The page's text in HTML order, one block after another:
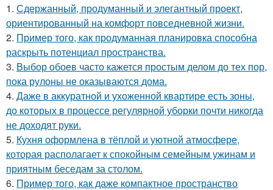
1. Сдержанный, продуманный и элегантный проект,
ориентированный на комфорт повседневной жизни.
2. Пример того, как продуманная планировка способна
раскрыть потенциал пространства.
3. Выбор обоев часто кажется простым делом до тех пор,
пока рулоны не оказываются дома.
4. Даже в аккуратной и ухоженной квартире есть зоны,
до которых в процессе регулярной уборки почти никогда
не доходят руки.
5. Кухня оформлена в тёплой и уютной атмосфере,
которая располагает к спокойным семейным ужинам и
приятным беседам за столом.
6. Пример того, как даже компактное пространство